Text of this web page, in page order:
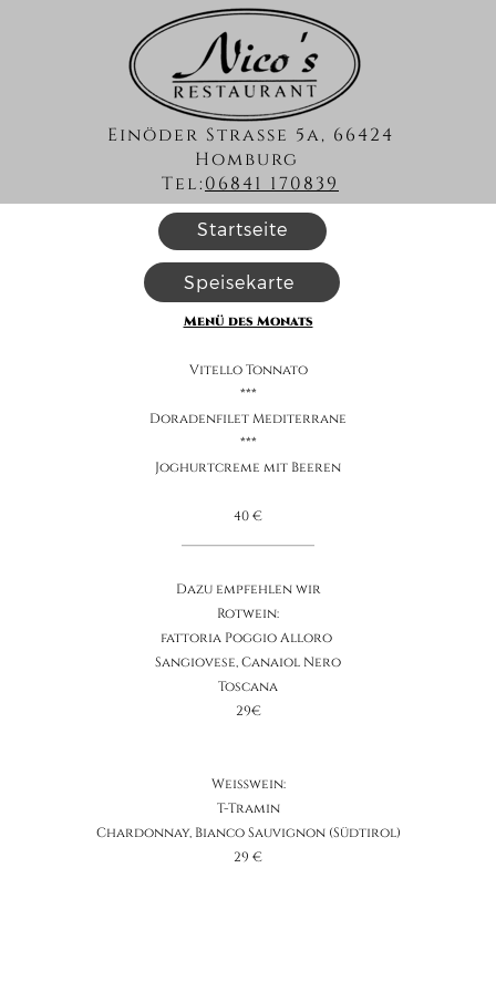
Einöder Strasse 5a, 66424
Homburg
Tel:06841 170839
Speisekarte
Startseite
Menü des Monats
Vitello Tonnato
***
Doradenfilet Mediterrane
***
Joghurtcreme mit Beeren
40 €
Dazu empfehlen wir
Rotwein:
fattoria Poggio Alloro
Sangiovese, Canaiol Nero
Toscana
29€
Weißwein:
T-Tramin
Chardonnay, Bianco Sauvignon (Südtirol)
29 €